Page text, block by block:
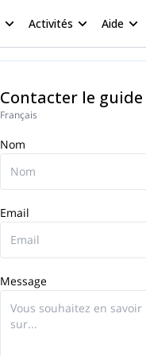
Activités Aide
Contacter le guide
Français
Nom
Email
Message